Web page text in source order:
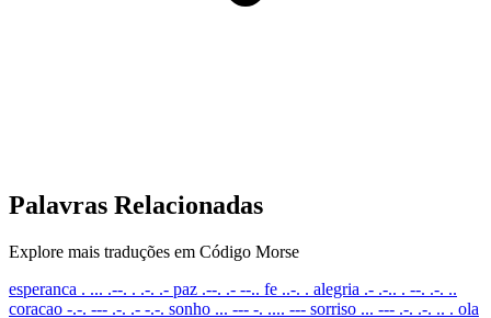
Palavras Relacionadas
Explore mais traduções em Código Morse
esperanca . ... .--. . .-. .- paz .--. .- --.. fe ..-. . alegria .- .-.. . --. .-. ..
coracao -.-. --- .-. .- -.-. sonho ... --- -. .... --- sorriso ... --- .-. .-. .. . ola